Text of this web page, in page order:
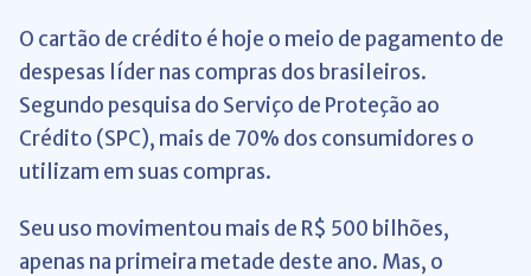
O cartão de crédito é hoje o meio de pagamento de
despesas líder nas compras dos brasileiros.
Segundo pesquisa do Serviço de Proteção ao
Crédito (SPC), mais de 70% dos consumidores o
utilizam em suas compras.
Seu uso movimentou mais de R$ 500 bilhões,
apenas na primeira metade deste ano. Mas, o